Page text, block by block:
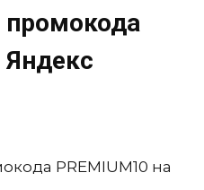
промокода
Яндекс